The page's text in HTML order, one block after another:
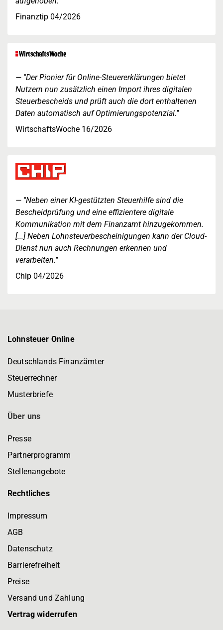
Finanztip 04/2026
"Der Pionier für Online-Steuererklärungen bietet
Nutzern nun zusätzlich einen Import ihres digitalen
Steuerbescheids und prüft auch die dort enthaltenen
Daten automatisch auf Optimierungspotenzial."
WirtschaftsWoche 16/2026
"Neben einer KI-gestützten Steuerhilfe sind die
Bescheidprüfung und eine effizientere digitale
Kommunikation mit dem Finanzamt hinzugekommen.
[...] Neben Lohnsteuerbescheinigungen kann der Cloud-
Dienst nun auch Rechnungen erkennen und
verarbeiten."
Chip 04/2026
Lohnsteuer Online
Deutschlands Finanzämter
Steuerrechner
Musterbriefe
Über uns
Presse
Partnerprogramm
Stellenangebote
Rechtliches
Impressum
AGB
Datenschutz
Barrierefreiheit
Preise
Versand und Zahlung
Vertrag widerrufen